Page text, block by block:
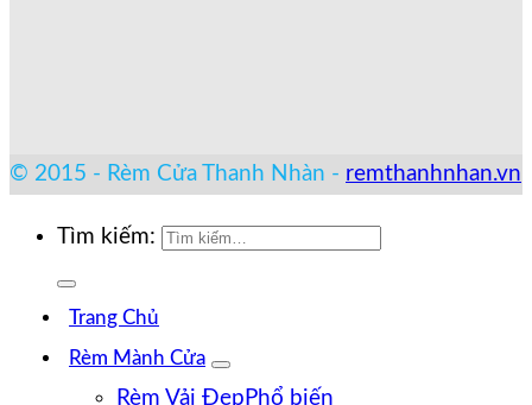
© 2015 - Rèm Cửa Thanh Nhàn - remthanhnhan.vn
Tìm kiếm:
Trang Chủ
Rèm Mành Cửa
Rèm Vải Đẹp